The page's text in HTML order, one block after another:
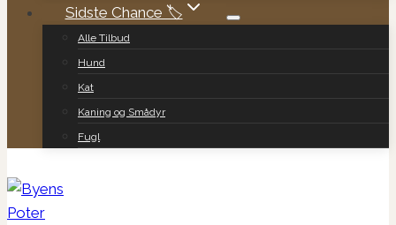
Sidste Chance 🏷️
Alle Tilbud
Hund
Kat
Kaning og Smådyr
Fugl